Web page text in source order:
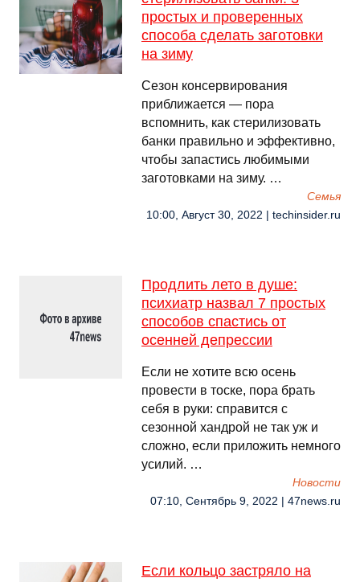
простых и проверенных
способа сделать заготовки
на зиму
Сезон консервирования
приближается — пора
вспомнить, как стерилизовать
банки правильно и эффективно,
чтобы запастись любимыми
заготовками на зиму. …
Семья
10:00, Август 30, 2022 | techinsider.ru
Продлить лето в душе:
психиатр назвал 7 простых
способов спастись от
осенней депрессии
Если не хотите всю осень
провести в тоске, пора брать
себя в руки: справится с
сезонной хандрой не так уж и
сложно, если приложить немного
усилий. …
Новости
07:10, Сентябрь 9, 2022 | 47news.ru
Если кольцо застряло на